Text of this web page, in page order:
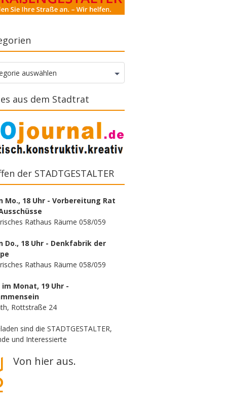
auswählen
aus dem Stadtrat
der STADTGESTALTER
Mo., 18 Uhr - Vorbereitung Rat
Rathaus Räume 058/059
Do., 18 Uhr - Denkfabrik der
Rathaus Räume 058/059
im Monat, 19 Uhr -
Rottstraße 24
sind die STADTGESTALTER,
und Interessierte
Von hier aus.